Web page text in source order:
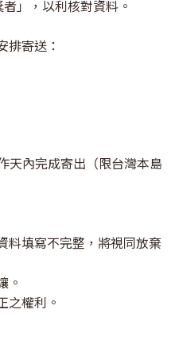
」，以利核對資料。
排寄送：
天內完成寄出（限台灣本島
料填寫不完整，將視同放棄
。
之權利。